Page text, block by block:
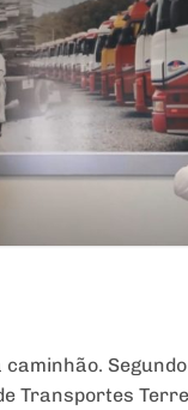
caminhão.
Transportes